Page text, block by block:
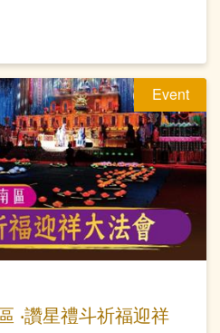
Event
‧讚星禮斗祈福迎祥